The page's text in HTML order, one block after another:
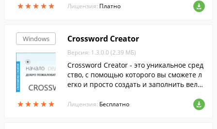
★★★★★
★★★★★ Лицензия: Платно
Windows
★★★★★
★★★★★
Crossword Creator
Версия: 1.3.0.0 (2.39 МБ)
Crossword Creator - это уникальное сред
ство, с помощью которого вы сможете л
егко и просто создать и заполнить вели
Лицензия: Бесплатно